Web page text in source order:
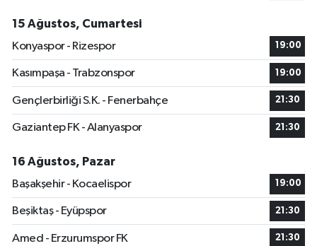
15 Ağustos, Cumartesi
Konyaspor - Rizespor
19:00
Kasımpaşa - Trabzonspor 19:00
Gençlerbirliği S.K. - Fenerbahçe 21:30
Gaziantep FK - Alanyaspor 21:30
16 Ağustos, Pazar
Başakşehir - Kocaelispor
19:00
Beşiktaş - Eyüpspor 21:30
Amed - Erzurumspor FK 21:30